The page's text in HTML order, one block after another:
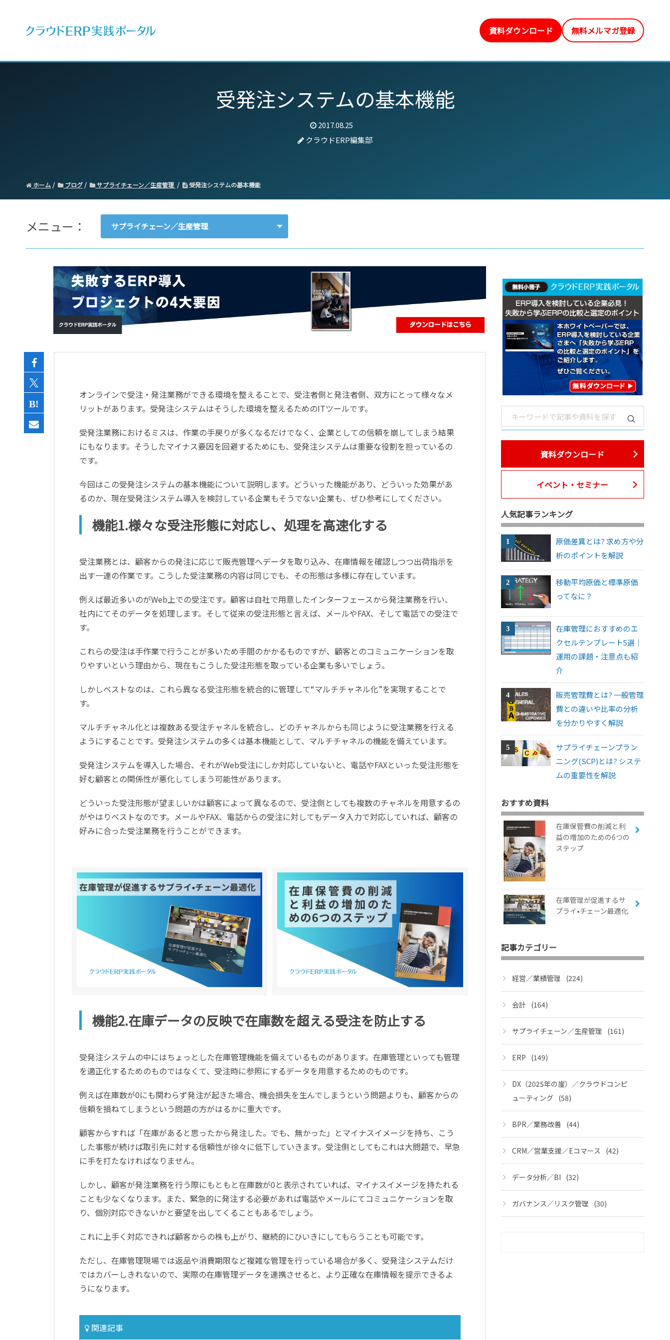
資料ダウンロード 無料メルマガ登録
受発注システムの基本機能
2017.08.25
クラウドERP編集部
ホーム ブログ サプライチェーン／生産管理 受発注システムの基本機能
メニュー： サプライチェーン／生産管理
会計
経営／業績管理
サプライチェーン／生産管理
CRM／営業支援／Eコマース
データ分析／BI
オンラインで受注・発注業務ができる環境を整えることで、受注者側と発注者側、双方にとって様々なメ
リットがあります。受発注システムはそうした環境を整えるためのITツールです。
受発注業務におけるミスは、作業の手戻りが多くなるだけでなく、企業としての信頼を崩してしまう結果
にもなります。そうしたマイナス要因を回避するためにも、受発注システムは重要な役割を担っているの
です。
今回はこの受発注システムの基本機能について説明します。どういった機能があり、どういった効果があ
るのか、現在受発注システム導入を検討している企業もそうでない企業も、ぜひ参考にしてください。
機能1.様々な受注形態に対応し、処理を高速化する
受注業務とは、顧客からの発注に応じて販売管理へデータを取り込み、在庫情報を確認しつつ出荷指示を
出す一連の作業です。こうした受注業務の内容は同じでも、その形態は多様に存在しています。
例えば最近多いのがWeb上での受注です。顧客は自社で用意したインターフェースから発注業務を行い、
社内にてそのデータを処理します。そして従来の受注形態と言えば、メールやFAX、そして電話での受注で
す。
これらの受注は手作業で行うことが多いため手間のかかるものですが、顧客とのコミュニケーションを取
りやすいという理由から、現在もこうした受注形態を取っている企業も多いでしょう。
しかしベストなのは、これら異なる受注形態を統合的に管理して“マルチチャネル化”を実現することで
す。
マルチチャネル化とは複数ある受注チャネルを統合し、どのチャネルからも同じように受注業務を行える
ようにすることです。受発注システムの多くは基本機能として、マルチチャネルの機能を備えています。
受発注システムを導入した場合、それがWeb受注にしか対応していないと、電話やFAXといった受注形態を
好む顧客との関係性が悪化してしまう可能性があります。
どういった受注形態が望ましいかは顧客によって異なるので、受注側としても複数のチャネルを用意するの
がやはりベストなのです。メールやFAX、電話からの受注に対してもデータ入力で対応していれば、顧客の
好みに合った受注業務を行うことができます。
機能2.在庫データの反映で在庫数を超える受注を防止する
受発注システムの中にはちょっとした在庫管理機能を備えているものがあります。在庫管理といっても管理
を適正化するためのものではなくて、受注時に参照にするデータを用意するためのものです。
例えば在庫数が0にも関わらず発注が起きた場合、機会損失を生んでしまうという問題よりも、顧客からの
信頼を損ねてしまうという問題の方がはるかに重大です。
顧客からすれば「在庫があると思ったから発注した。でも、無かった」とマイナスイメージを持ち、こう
した事態が続けば取引先に対する信頼性が徐々に低下していきます。受注側としてもこれは大問題で、早急
に手を打たなければなりません。
しかし、顧客が発注業務を行う際にもともと在庫数が0と表示されていれば、マイナスイメージを持たれる
ことも少なくなります。また、緊急的に発注する必要があれば電話やメールにてコミュニケーションを取
り、個別対応できないかと要望を出してくることもあるでしょう。
これに上手く対応できれば顧客からの株も上がり、継続的にひいきにしてもらうことも可能です。
ただし、在庫管理現場では返品や消費期限など複雑な管理を行っている場合が多く、受発注システムだけ
ではカバーしきれないので、実際の在庫管理データを連携させると、より正確な在庫情報を提示できるよ
うになります。
関連記事
資料ダウンロード
イベント・セミナー
人気記事ランキング
原価差異とは? 求め方や分
析のポイントを解説
移動平均原価と標準原価
ってなに？
在庫管理におすすめのエ
クセルテンプレート5選｜
運用の課題・注意点も紹
介
販売管理費とは? 一般管理
費との違いや比率の分析
を分かりやすく解説
サプライチェーンプラン
ニング(SCP)とは? システ
ムの重要性を解説
おすすめ資料
在庫保管費の削減と利
益の増加のための6つの
ステップ
在庫管理が促進するサ
プライ•チェーン最適化
記事カテゴリー
経営／業績管理 (224)
会計 (164)
サプライチェーン／生産管理 (161)
ERP (149)
DX（2025年の崖）／クラウドコンピ
ューティング (58)
BPR／業務改善 (44)
CRM／営業支援／Eコマース (42)
データ分析／BI (32)
ガバナンス／リスク管理 (30)